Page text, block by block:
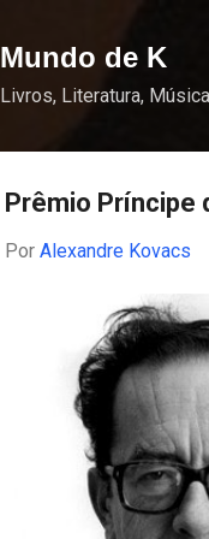
Mundo de K
Livros, Literatura,
Prêmio Príncipe
Por Alexandre Kovacs